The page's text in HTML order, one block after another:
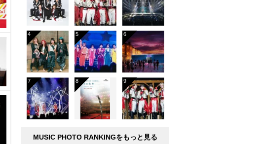
MUSIC PHOTO RANKINGをもっと見る